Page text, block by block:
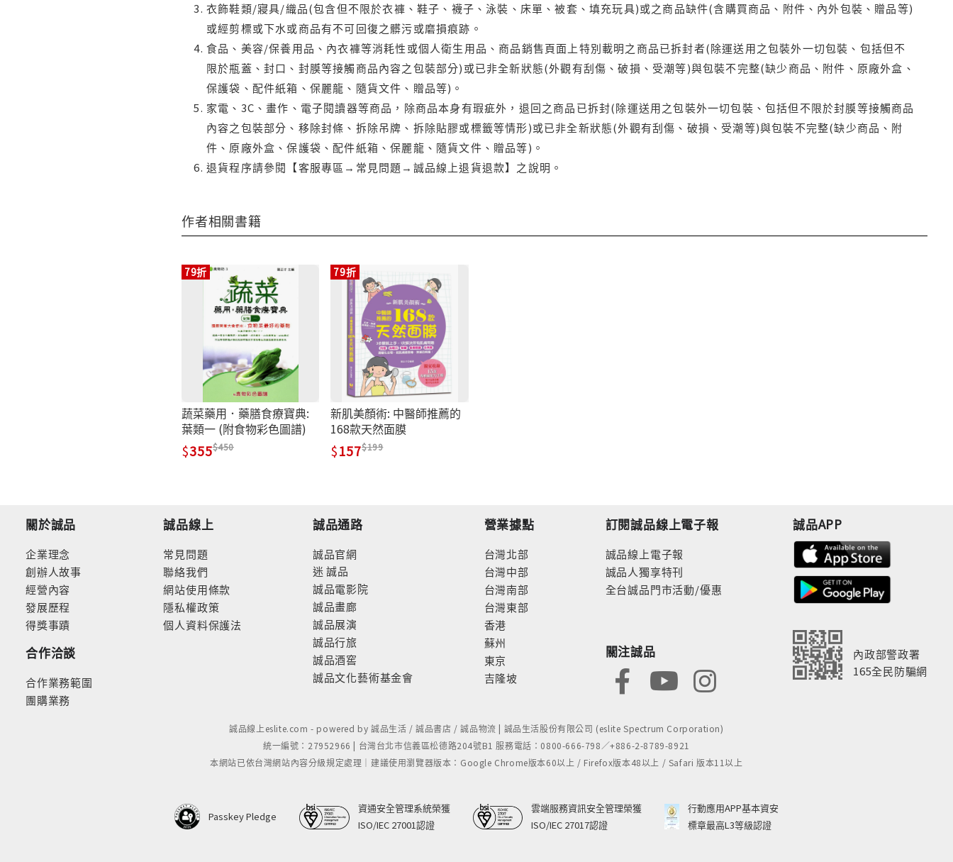
衣飾鞋類/寢具/織品(包含但不限於衣褲、鞋子、襪子、泳裝、床單、被套、填充玩具)或之商品缺件(含購買商品、附件、內外包裝、贈品等)
或經剪標或下水或商品有不可回復之髒污或磨損痕跡。
食品、美容/保養用品、內衣褲等消耗性或個人衛生用品、商品銷售頁面上特別載明之商品已拆封者(除運送用之包裝外一切包裝、包括但不
限於瓶蓋、封口、封膜等接觸商品內容之包裝部分)或已非全新狀態(外觀有刮傷、破損、受潮等)與包裝不完整(缺少商品、附件、原廠外盒、
保護袋、配件紙箱、保麗龍、隨貨文件、贈品等)。
家電、3C、畫作、電子閱讀器等商品，除商品本身有瑕疵外，退回之商品已拆封(除運送用之包裝外一切包裝、包括但不限於封膜等接觸商品
內容之包裝部分、移除封條、拆除吊牌、拆除貼膠或標籤等情形)或已非全新狀態(外觀有刮傷、破損、受潮等)與包裝不完整(缺少商品、附
件、原廠外盒、保護袋、配件紙箱、保麗龍、隨貨文件、贈品等)。
退貨程序請參閱【客服專區→常見問題→誠品線上退貨退款】之說明。
作者相關書籍
79折
蔬菜藥用．藥膳食療寶典:
葉類一 (附食物彩色圖譜)
355 450
79折
新肌美顏術: 中醫師推薦的
168款天然面膜
157 199
關於誠品
企業理念
創辦人故事
經營內容
發展歷程
得獎事蹟
合作洽談
合作業務範圍
團購業務
誠品線上
常見問題
聯絡我們
網站使用條款
隱私權政策
個人資料保護法
誠品通路
誠品官網
迷 誠品
誠品電影院
誠品畫廊
誠品展演
誠品行旅
誠品酒窖
誠品文化藝術基金會
營業據點
台灣北部
台灣中部
台灣南部
台灣東部
香港
蘇州
東京
吉隆坡
訂閱誠品線上電子報
誠品線上電子報
誠品人獨享特刊
全台誠品門市活動/優惠
關注誠品
誠品APP
內政部警政署
165全民防騙網
誠品線上eslite.com - powered by 誠品生活 / 誠品書店 / 誠品物流 | 誠品生活股份有限公司 (eslite Spectrum Corporation)
統一編號：27952966 | 台灣台北市信義區松德路204號B1 服務電話：0800-666-798／+886-2-8789-8921
本網站已依台灣網站內容分級規定處理｜建議使用瀏覽器版本：Google Chrome版本60以上 / Firefox版本48以上 / Safari 版本11以上
Passkey Pledge
資通安全管理系統榮獲
ISO/IEC 27001認證
雲端服務資訊安全管理榮獲
ISO/IEC 27017認證
行動應用APP基本資安
標章最高L3等級認證